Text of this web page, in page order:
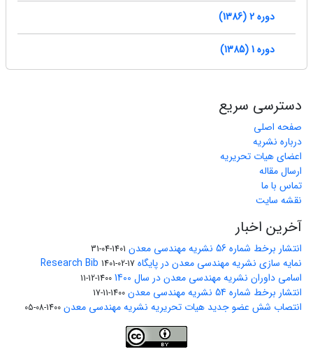
دوره 2 (1386)
دوره 1 (1385)
دسترسی سریع
صفحه اصلی
درباره نشریه
اعضای هیات تحریریه
ارسال مقاله
تماس با ما
نقشه سایت
آخرین اخبار
انتشار برخط شماره 56 نشریه مهندسی معدن 1401-04-31
نمایه سازی نشریه مهندسی معدن در پایگاه Research Bib 1401-02-17
اسامی داوران نشریه مهندسی معدن در سال 1400 1400-12-11
انتشار برخط شماره 54 نشریه مهندسی معدن 1400-11-17
انتصاب شش عضو جدید هیات تحریریه نشریه مهندسی معدن 1400-08-05